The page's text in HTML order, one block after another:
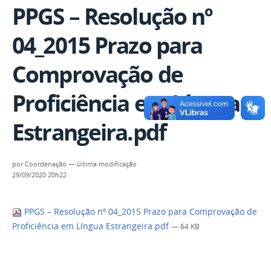
PPGS – Resolução nº
04_2015 Prazo para
Comprovação de
Proficiência em Língua
Estrangeira.pdf
porCoordenação — última modificação
29/09/2020 20h22
PPGS – Resolução nº 04_2015 Prazo para Comprovação de
Proficiência em Língua Estrangeira.pdf — 64 KB